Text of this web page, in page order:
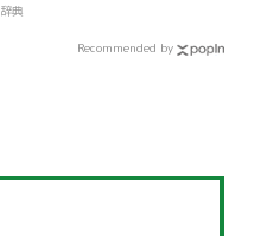
辞典
Recommended by